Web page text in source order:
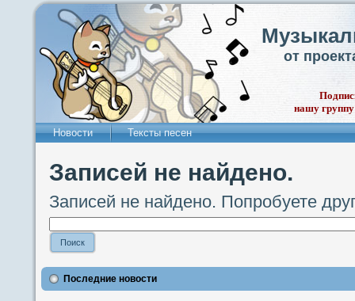
от
нашу
Новости Тексты песен
Записей не найдено.
Записей не найдено. Попробуете
Последние новости